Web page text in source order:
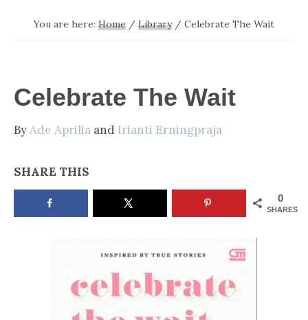
APRILIA
You are here: Home / Library / Celebrate The Wait
Celebrate The Wait
ByAde Aprilia and Irianti Erningpraja
SHARE THIS
0
SHARES